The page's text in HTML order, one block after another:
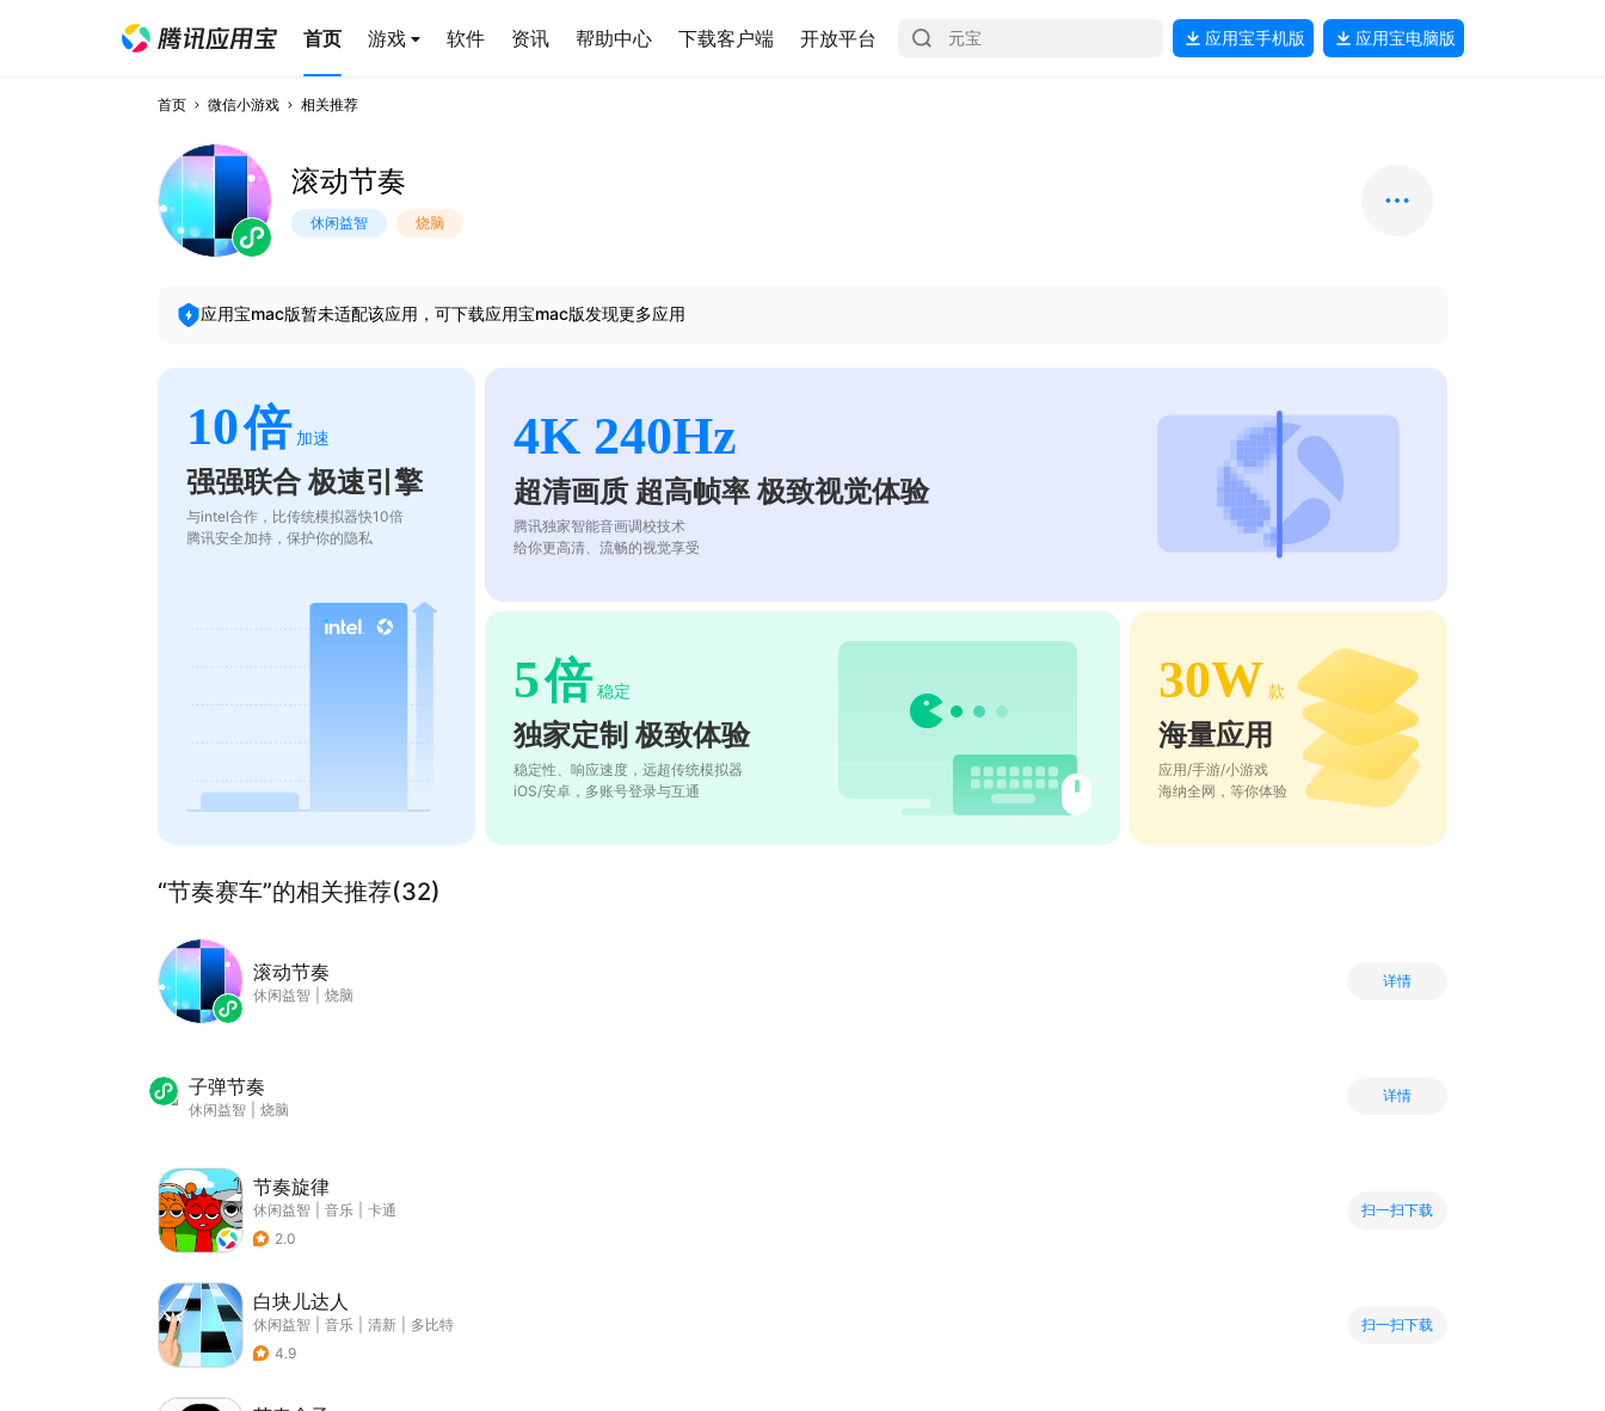
首页 游戏 软件 资讯 帮助中心 下载客户端 开放平台 应用宝手机版 应用宝电脑版
首页 微信小游戏 相关推荐
滚动节奏
休闲益智 烧脑
应用宝mac版暂未适配该应用，可下载应用宝mac版发现更多应用
10倍 加速
强强联合 极速引擎
与intel合作，比传统模拟器快10倍
腾讯安全加持，保护你的隐私
4K 240Hz
超清画质 超高帧率 极致视觉体验
腾讯独家智能音画调校技术
给你更高清、流畅的视觉享受
5倍 稳定
独家定制 极致体验
稳定性、响应速度，远超传统模拟器
iOS/安卓，多账号登录与互通
30W 款
海量应用
应用/手游/小游戏
海纳全网，等你体验
“节奏赛车”的相关推荐(32)
滚动节奏
休闲益智 烧脑
详情
子弹节奏
休闲益智 烧脑
详情
节奏旋律
休闲益智 音乐
卡通
2.0
扫一扫下载
白块儿达人
休闲益智 音乐 清新
多比特
4.9
扫一扫下载